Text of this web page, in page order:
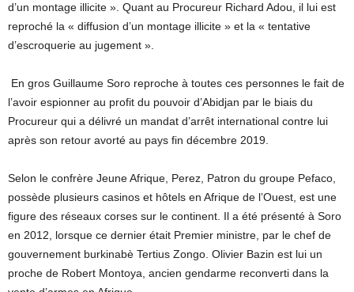
d’un montage illicite ». Quant au Procureur Richard Adou, il lui est
reproché la « diffusion d’un montage illicite » et la « tentative
d’escroquerie au jugement ».
En gros Guillaume Soro reproche à toutes ces personnes le fait de
l’avoir espionner au profit du pouvoir d’Abidjan par le biais du
Procureur qui a délivré un mandat d’arrêt international contre lui
après son retour avorté au pays fin décembre 2019.
Selon le confrère Jeune Afrique, Perez, Patron du groupe Pefaco,
possède plusieurs casinos et hôtels en Afrique de l’Ouest, est une
figure des réseaux corses sur le continent. Il a été présenté à Soro
en 2012, lorsque ce dernier était Premier ministre, par le chef de
gouvernement burkinabè Tertius Zongo. Olivier Bazin est lui un
proche de Robert Montoya, ancien gendarme reconverti dans la